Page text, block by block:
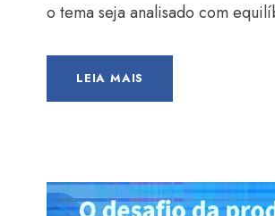
o tema seja analisado com
LEIA MAIS